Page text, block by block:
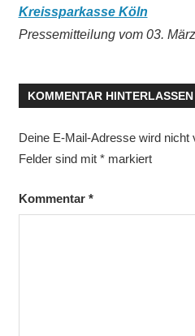
Kreissparkasse Köln
Pressemitteilung vom 03.
KOMMENTAR HINTERLASSEN
Deine E-Mail-Adresse wird nicht
Felder sind mit *markiert
Kommentar *